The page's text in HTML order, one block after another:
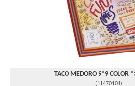
TACO MEDORO 9*9 COLOR
(11470108)